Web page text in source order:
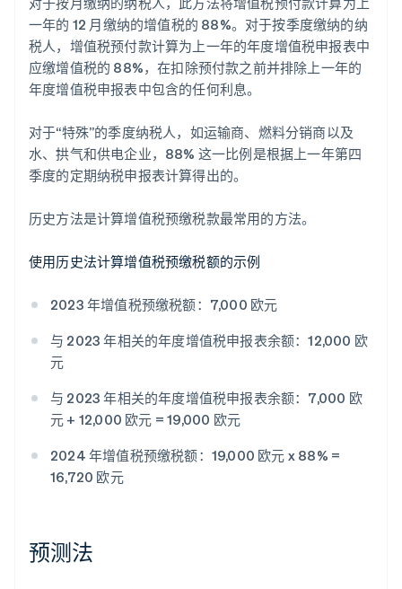
一年的 12 月缴纳的增值税的 88%。对于按季度缴纳的纳
税人，增值税预付款计算为上一年的年度增值税申报表中
应缴增值税的 88%，在扣除预付款之前并排除上一年的
年度增值税申报表中包含的任何利息。
对于“特殊”的季度纳税人，如运输商、燃料分销商以及
水、拱气和供电企业，88% 这一比例是根据上一年第四
季度的定期纳税申报表计算得出的。
历史方法是计算增值税预缴税款最常用的方法。
使用历史法计算增值税预缴税额的示例
2023 年增值税预缴税额：7,000 欧元
与 2023 年相关的年度增值税申报表余额：12,000 欧
元
与 2023 年相关的年度增值税申报表余额：7,000 欧
元 + 12,000 欧元 = 19,000 欧元
2024 年增值税预缴税额：19,000 欧元 x 88% =
16,720 欧元
预测法